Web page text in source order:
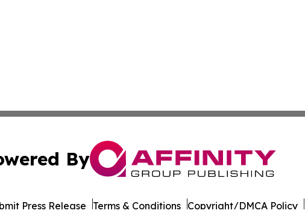
By
Press Release Terms & Conditions Copyright/DMCA Policy